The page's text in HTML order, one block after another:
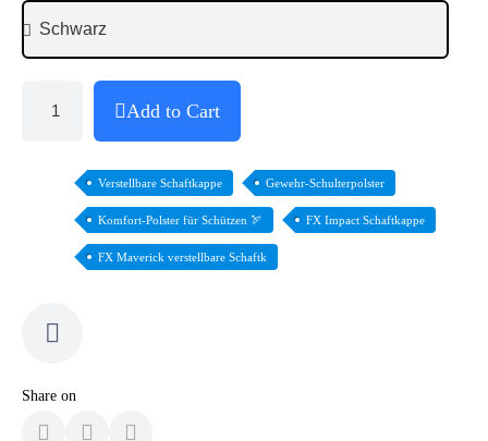
Add to Cart
Verstellbare Schaftkappe Gewehr-Schulterpolster
Komfort-Polster für Schützen 🏹 FX Impact Schaftkappe
FX Maverick verstellbare Schaftk
Share on